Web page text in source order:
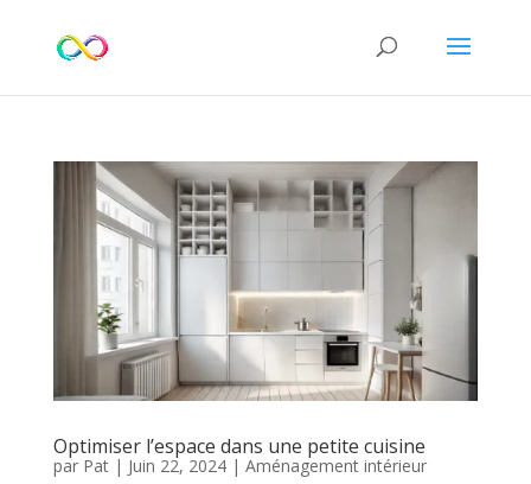
Optimiser l’espace dans une petite cuisine
par Pat| Juin 22, 2024| Aménagement intérieur